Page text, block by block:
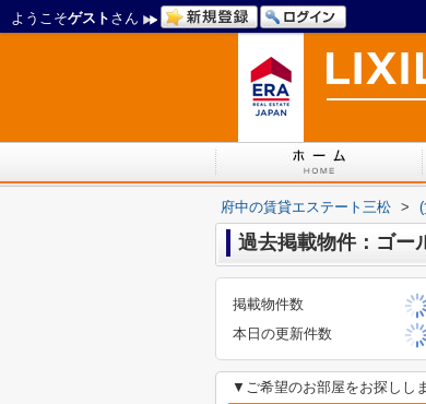
ようこそゲスト さん
府中の賃貸エステート三松 >
過去掲載物件：ゴー
掲載物件数
本日の更新件数
▼ご希望のお部屋をお探しし